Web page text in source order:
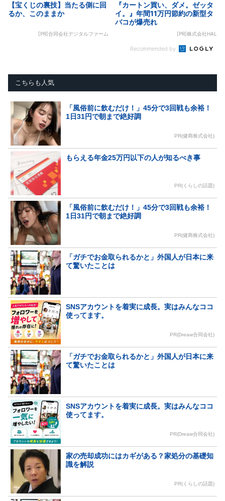
【宝くじの裏技】当たる側に回
るか、このままか
[PR]合同会社デジタルファーム
『カートン買い、ダメ。ゼッタ
イ。』年間11万円節約の新型タ
バコが爆売れ
[PR]株式会社HAL
Recommended by
こちらも人気
「風俗前に飲むだけ！」45分で3回戦も余裕！
1日31円で朝まで絶好調
PR(健商株式会社)
もらえる年金25万円以下の人が知るべき事
PR(くらしの話題)
「風俗前に飲むだけ！」45分で3回戦も余裕！
1日31円で朝まで絶好調
PR(健商株式会社)
「ガチでお金取られるかと」外国人が日本に来
て驚いたことは
SNSアカウントを着実に成長。実はみんなココ
使ってます。
PR(Dreaw合同会社)
「ガチでお金取られるかと」外国人が日本に来
て驚いたことは
SNSアカウントを着実に成長。実はみんなココ
使ってます。
PR(Dreaw合同会社)
家の売却成功にはカギがある？家処分の基礎知
識を解説
PR(くらしの話題)